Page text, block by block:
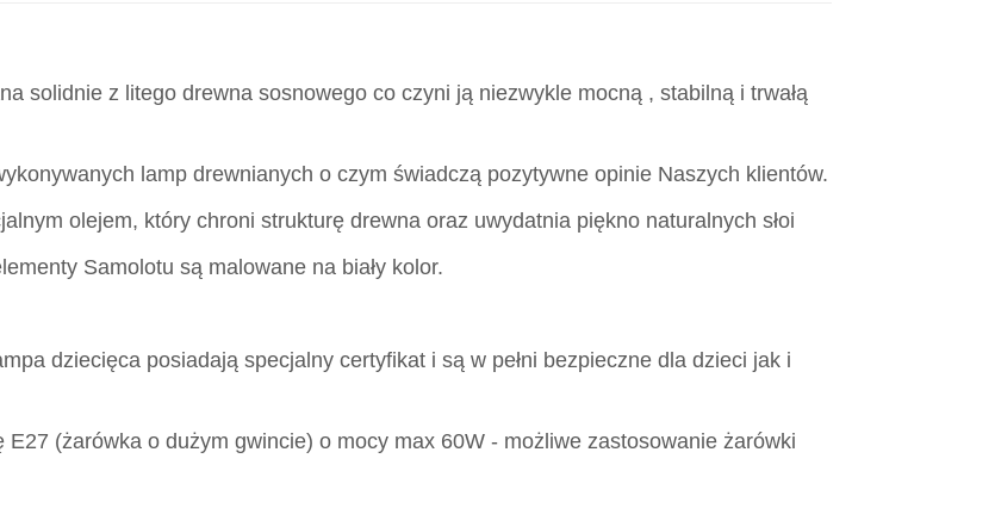
solidnie z litego drewna sosnowego co czyni ją niezwykle mocną , stabilną i trwałą
lamp drewnianych o czym świadczą pozytywne opinie Naszych klientów.
olejem, który chroni strukturę drewna oraz uwydatnia piękno naturalnych słoi
Samolotu są malowane na biały kolor.
dziecięca posiadają specjalny certyfikat i są w pełni bezpieczne dla dzieci jak i
(żarówka o dużym gwincie) o mocy max 60W - możliwe zastosowanie żarówki